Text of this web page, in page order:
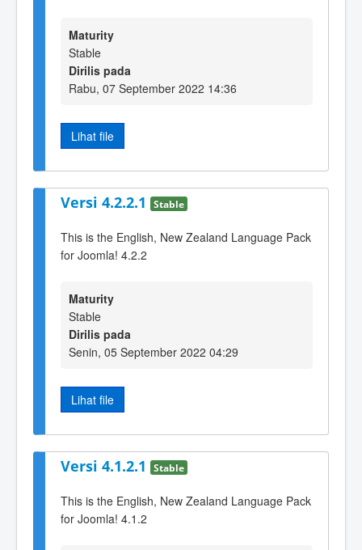
Maturity
Stable
Dirilis pada
Rabu, 07 September 2022 14:36
Lihat file
Versi 4.2.2.1 Stable
This is the English, New Zealand Language Pack
for Joomla! 4.2.2
Maturity
Stable
Dirilis pada
Senin, 05 September 2022 04:29
Lihat file
Versi 4.1.2.1 Stable
This is the English, New Zealand Language Pack
for Joomla! 4.1.2